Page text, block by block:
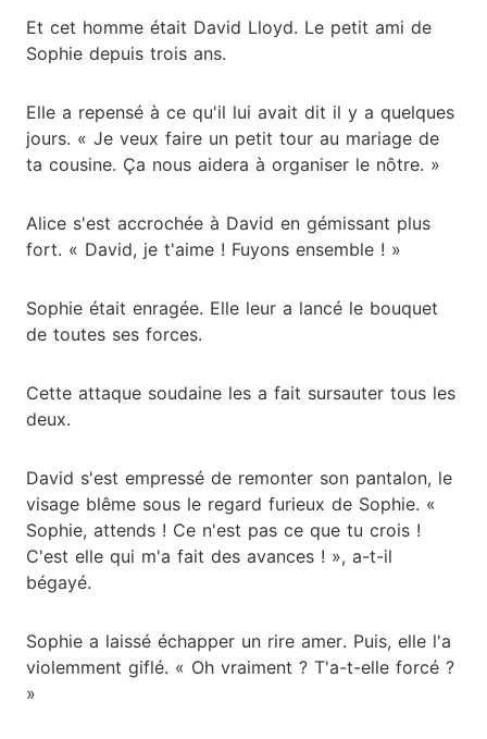
Et cet homme était David Lloyd. Le petit ami de
Sophie depuis trois ans.
Elle a repensé à ce qu'il lui avait dit il y a quelques
jours. « Je veux faire un petit tour au mariage de
ta cousine. Ça nous aidera à organiser le nôtre. »
Alice s'est accrochée à David en gémissant plus
fort. « David, je t'aime ! Fuyons ensemble ! »
Sophie était enragée. Elle leur a lancé le bouquet
de toutes ses forces.
Cette attaque soudaine les a fait sursauter tous les
deux.
David s'est empressé de remonter son pantalon, le
visage blême sous le regard furieux de Sophie. «
Sophie, attends ! Ce n'est pas ce que tu crois !
C'est elle qui m'a fait des avances ! », a-t-il
bégayé.
Sophie a laissé échapper un rire amer. Puis, elle l'a
violemment giflé. « Oh vraiment ? T'a-t-elle forcé ?
»